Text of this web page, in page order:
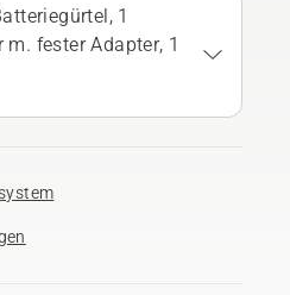
1
fester Adapter, 1